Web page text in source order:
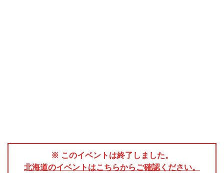
※ このイベントは終了しました。
北海道のイベントはこちらからご確認ください。